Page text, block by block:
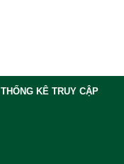
THỐNG KÊ TRUY CẬP